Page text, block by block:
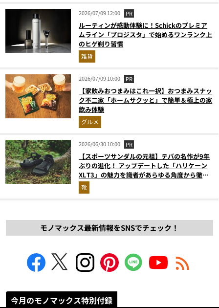
2026/07/09 12:00 PR
ルーティンが感動体験に！Schickのプレミア
ムライン「プロジスタ」で始めるワンランク上
のヒゲ剃り習慣
雑貨
2026/07/09 10:00 PR
【家飲みおつまみはこれ一択】おつまみスナッ
ク不二家「ホームサクッと」で簡単＆極上の家
飲み体験
グルメ
2026/06/30 10:00 PR
【スポーツサンダルの元祖】テバの名作が9年
ぶりの進化！ アップデートした「ハリケーン
XLT3」の魅力を識者があらゆる角度から徹底
解説！
靴
モノマックス最新情報をSNSでチェック！
今月のモノマックス特別付録